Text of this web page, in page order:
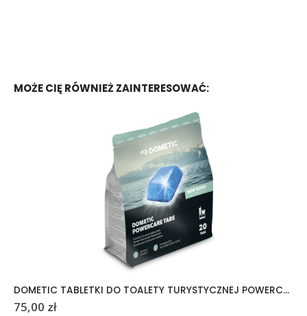
MOŻE CIĘ RÓWNIEŻ ZAINTERESOWAĆ:
DOMETIC TABLETKI DO TOALETY TURYSTYCZNEJ POWERCARE TABS 20 SZTUK
75,00 zł